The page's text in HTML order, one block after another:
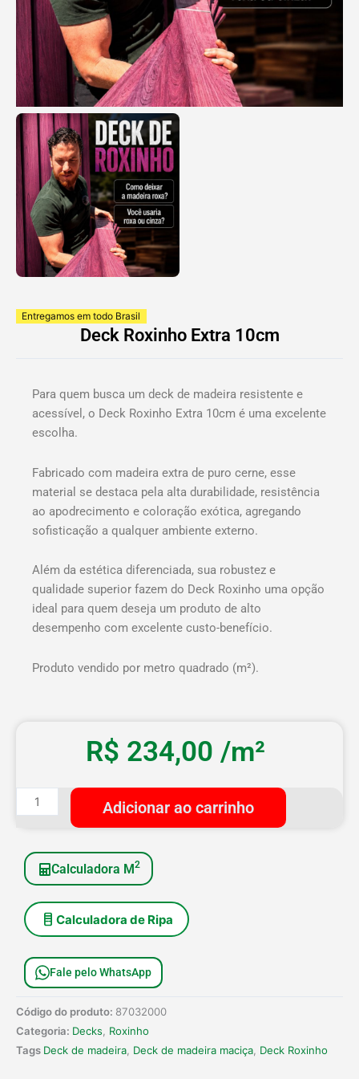
Entregamos em todo Brasil
Deck Roxinho Extra 10cm
Para quem busca um deck de madeira resistente e
acessível, o Deck Roxinho Extra 10cm é uma excelente
escolha.
Fabricado com madeira extra de puro cerne, esse
material se destaca pela alta durabilidade, resistência
ao apodrecimento e coloração exótica, agregando
sofisticação a qualquer ambiente externo.
Além da estética diferenciada, sua robustez e
qualidade superior fazem do Deck Roxinho uma opção
ideal para quem deseja um produto de alto
desempenho com excelente custo-benefício.
Produto vendido por metro quadrado (m²).
R$ 234,00 /m²
Deck
Roxinho
10cm
quantidade
Adicionar ao carrinho
Calculadora M2
Calculadora de Ripa
Fale pelo WhatsApp
Código do produto: 87032000
Categoria: Decks, Roxinho
Tags Deck de madeira, Deck de madeira maciça, Deck Roxinho